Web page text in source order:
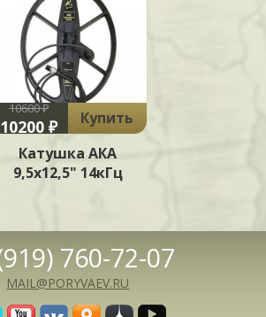
10600 ₽
10200 ₽
Купить
Катушка АКА
9,5х12,5" 14кГц
760-72-07
MAIL@PORYVAEV.RU